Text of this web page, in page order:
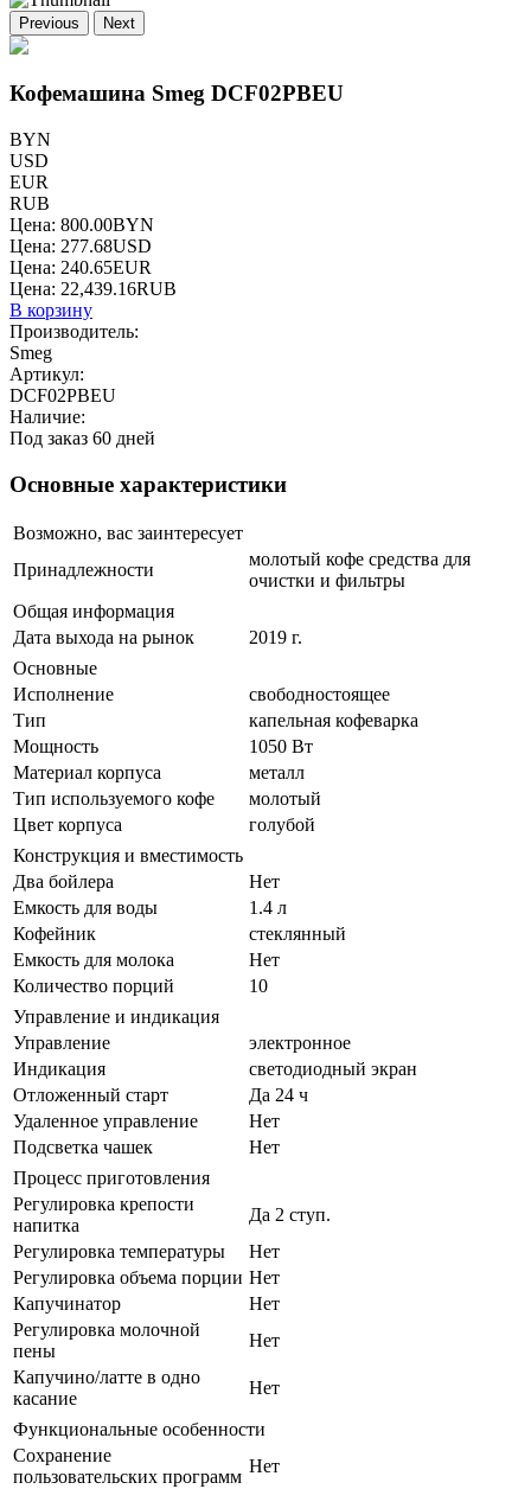
Previous Next
Кофемашина Smeg DCF02PBEU
BYN
USD
EUR
RUB
Цена: 800.00BYN
Цена: 277.68USD
Цена: 240.65EUR
Цена: 22,439.16RUB
В корзину
Производитель:
Smeg
Артикул:
DCF02PBEU
Наличие:
Под заказ 60 дней
Основные характеристики
Возможно, вас заинтересует
Принадлежности
молотый кофе средства для
очистки и фильтры
Общая информация
Дата выхода на рынок
2019 г.
Основные
Исполнение
свободностоящее
Тип
капельная кофеварка
Мощность
1050 Вт
Материал корпуса
металл
Тип используемого кофе
молотый
Цвет корпуса
голубой
Конструкция и вместимость
Два бойлера
Нет
Емкость для воды
1.4 л
Кофейник
стеклянный
Емкость для молока
Нет
Количество порций
10
Управление и индикация
Управление
электронное
Индикация
светодиодный экран
Отложенный старт
Да 24 ч
Удаленное управление
Нет
Подсветка чашек
Нет
Процесс приготовления
Регулировка крепости
напитка
Да 2 ступ.
Регулировка температуры
Нет
Регулировка объема порции Нет
Капучинатор
Нет
Регулировка молочной
пены
Нет
Капучино/латте в одно
касание
Нет
Функциональные особенности
Сохранение
пользовательских программ
Нет